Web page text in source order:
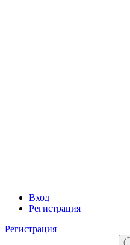
Вход
Регистрация
Регистрация